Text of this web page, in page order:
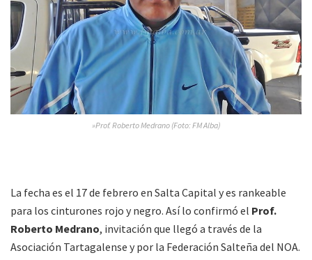
»Prof. Roberto Medrano (Foto: FM Alba)
La fecha es el 17 de febrero en Salta Capital y es rankeable
para los cinturones rojo y negro. Así lo confirmó el Prof.
Roberto Medrano, invitación que llegó a través de la
Asociación Tartagalense y por la Federación Salteña del NOA.